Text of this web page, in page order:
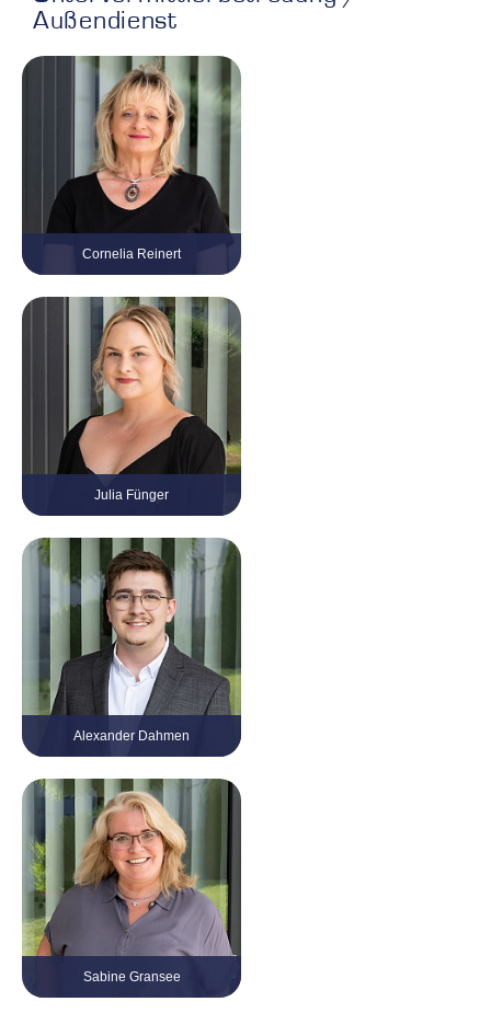
Außendienst
Cornelia Reinert
Tel. 0 21 61 / 999 38 – 13
cornelia.reinert@kvv-gruppe.com
Julia Fünger
Tel. 0 21 61 / 999 38 – 18
julia.fuenger@kvv-gruppe.com
Alexander Dahmen
Tel. 0 21 61 / 999 38 – 11
alexander.dahmen@kvv-
gruppe.com
Sabine Gransee